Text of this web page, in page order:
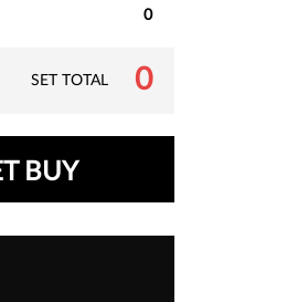
0
SET TOTAL 0
BUY